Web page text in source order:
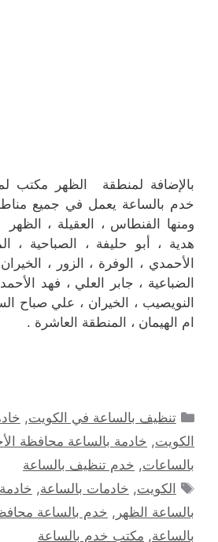
بالإضافة لمنطقة الظهر مكتب
خدم بالساعة يعمل في جميع
ومنها الفنطاس ، العقيلة ، الظهر
هدية ، أبو حليفة ، الصباحية ،
الأحمدي ، الوفرة ، الزور ، الخيران
الضباعية ، جابر العلي ، فهد
النويصيب ، الخيران ، علي صباح
ام الهيمان ، المنطقة العاشرة .
التصنيفات
تنظيف بالساعة في الكويت,
الكويت, خادمة بالساعة محافظة
بالساعات, خدم تنظيف بالساعة
الوسوم
الكويت, خادمات بالساعة,
بالساعة الظهر , خدم بالساعة
بالساعة, مكتب خدم بالساعة